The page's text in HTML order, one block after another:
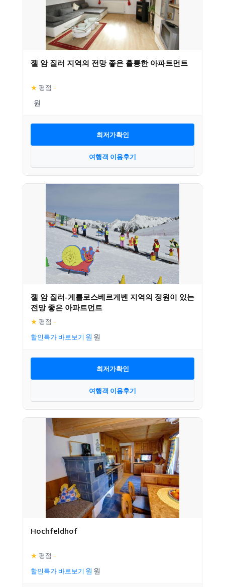
젤 암 질러 지역의 전망 좋은 훌륭한 아파트먼트
★ 평점 –
최저가확인
여행객 이용후기
젤 암 질러-게를로스베르게벤 지역의 정원이 있는
전망 좋은 아파트먼트
★ 평점 –
할인특가 바로보기
최저가확인
여행객 이용후기
Hochfeldhof
★ 평점 –
할인특가 바로보기